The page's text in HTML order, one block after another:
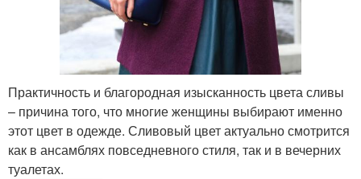
Практичность и благородная изысканность цвета сливы
– причина того, что многие женщины выбирают именно
этот цвет в одежде. Сливовый цвет актуально смотрится
как в ансамблях повседневного стиля, так и в вечерних
туалетах.